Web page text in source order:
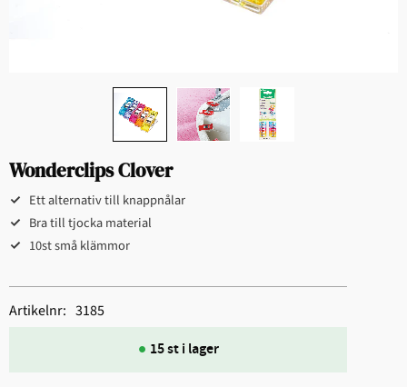
Wonderclips Clover
Ett alternativ till knappnålar
Bra till tjocka material
10st små klämmor
15 st i lager
Artikelnr 3185